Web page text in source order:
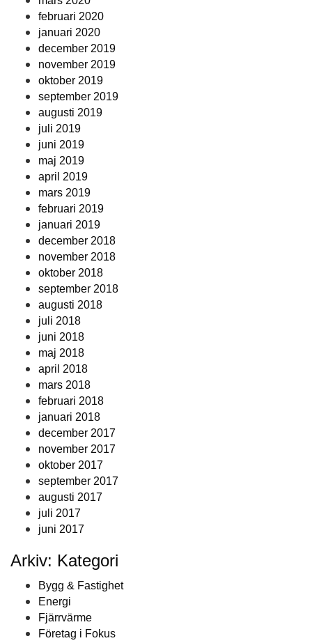
februari 2020
januari 2020
december 2019
november 2019
oktober 2019
september 2019
augusti 2019
juli 2019
juni 2019
maj 2019
april 2019
mars 2019
februari 2019
januari 2019
december 2018
november 2018
oktober 2018
september 2018
augusti 2018
juli 2018
juni 2018
maj 2018
april 2018
mars 2018
februari 2018
januari 2018
december 2017
november 2017
oktober 2017
september 2017
augusti 2017
juli 2017
juni 2017
Arkiv: Kategori
Bygg & Fastighet
Energi
Fjärrvärme
Företag i Fokus